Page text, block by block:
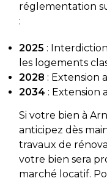
réglementation
:
2025 :
les logements
2028 : Extension
2034 : Extension
Si votre bien à
anticipez dès
travaux de
votre bien sera
marché locatif.